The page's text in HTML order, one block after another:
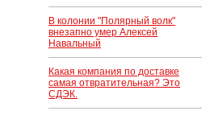
В колонии "Полярный волк"
внезапно умер Алексей
Навальный
Какая компания по доставке
самая отвратительная? Это
СДЭК.